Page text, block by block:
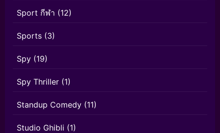
Sport กีฬา (12)
Sports (3)
Spy (19)
Spy Thriller (1)
Standup Comedy (11)
Studio Ghibli (1)